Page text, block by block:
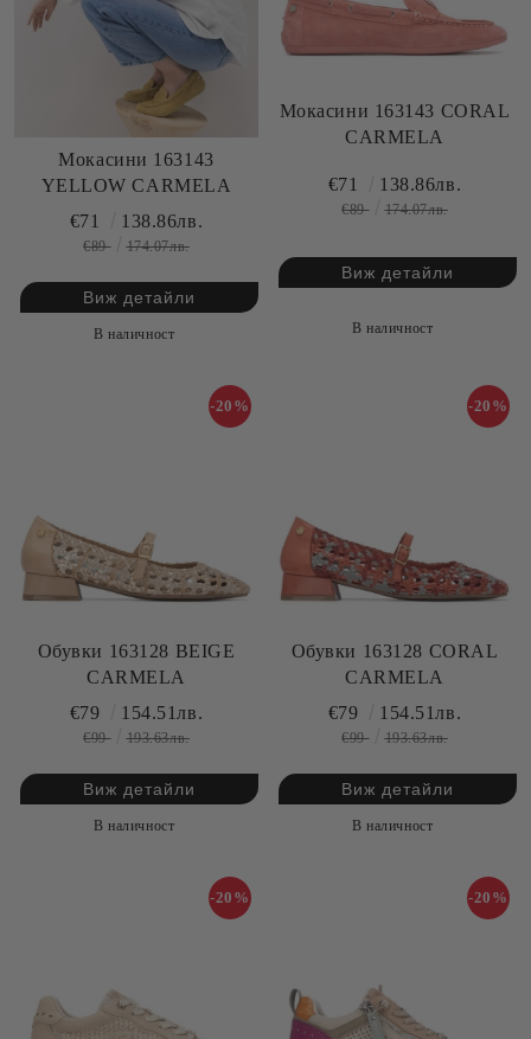
Мокасини 163143
YELLOW CARMELA
€71 138.86лв.
€89 174.07лв.
Виж детайли
В наличност
Мокасини 163143 CORAL
CARMELA
€71 138.86лв.
€89 174.07лв.
Виж детайли
В наличност
Обувки 163128 BEIGE
CARMELA
-20%
€79 154.51лв.
€99 193.63лв.
Виж детайли
В наличност
Обувки 163128 CORAL
CARMELA
-20%
€79 154.51лв.
€99 193.63лв.
Виж детайли
В наличност
-20% -20%